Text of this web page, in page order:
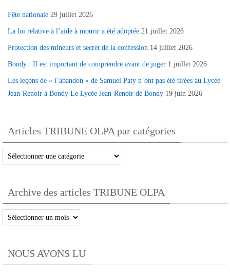
Fête nationale 29 juillet 2026
La loi relative à l’aide à mourir a été adoptée 21 juillet 2026
Protection des mineurs et secret de la confession 14 juillet 2026
Bondy : Il est important de comprendre avant de juger 1 juillet 2026
Les leçons de « l’abandon » de Samuel Paty n’ont pas été tirées au Lycée
Jean-Renoir à Bondy Le Lycée Jean-Renoir de Bondy 19 juin 2026
Articles TRIBUNE OLPA par catégories
Articles
TRIBUNE
par
catégories
Archive des articles TRIBUNE OLPA
Archive
des
TRIBUNE
OLPA
NOUS AVONS LU